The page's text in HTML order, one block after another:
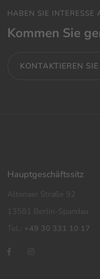
HABEN SIE INTERESSE
Kommen Sie
KONTAKTIEREN
Haupt­geschäfts­sitz
Altonaer Straße 92
13581 Berlin-Spandau
Tel.: +49 30 331 10 17